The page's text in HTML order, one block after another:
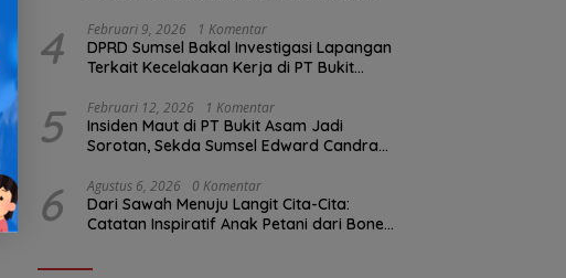
4 Februari 9, 2026 1 Komentar
DPRD Sumsel Bakal Investigasi Lapangan
Terkait Kecelakaan Kerja di PT Bukit
5 Februari 12, 2026 1 Komentar
Insiden Maut di PT Bukit Asam Jadi
Sorotan, Sekda Sumsel Edward Candra
6 Agustus 6, 2026 0 Komentar
Dari Sawah Menuju Langit Cita-Cita:
Catatan Inspiratif Anak Petani dari Bone